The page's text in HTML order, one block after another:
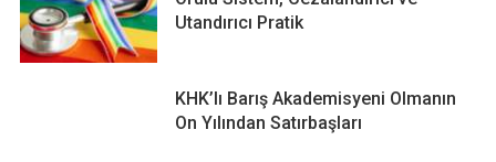
Utandırıcı Pratik
KHK’lı Barış Akademisyeni Olmanın
On Yılından Satırbaşları